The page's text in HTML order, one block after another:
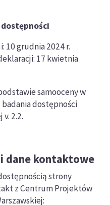
10 grudnia 2024 r.
17 kwietnia
samooceny w
dostępności
2.2.
dane kontaktowe
strony
z Centrum Projektów